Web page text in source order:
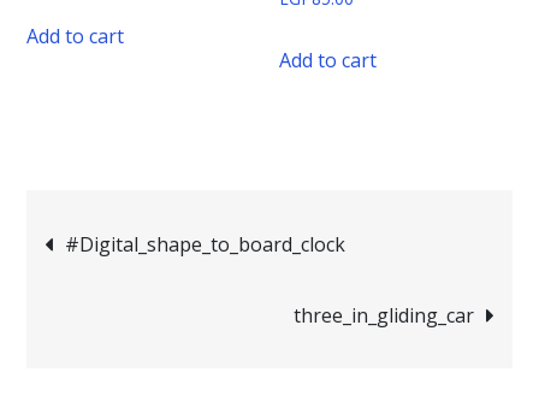
Add to cart
Add to cart
#Digital_shape_to_board_clock
three_in_gliding_car